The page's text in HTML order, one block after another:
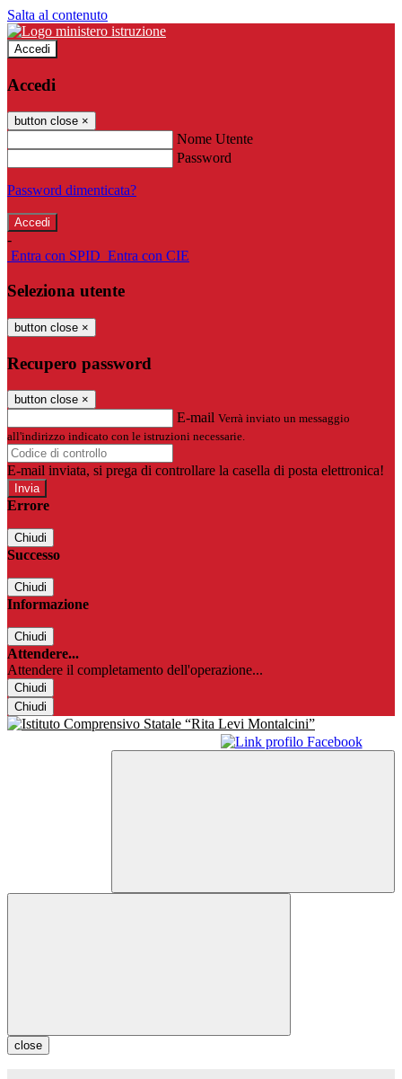
Salta al contenuto
Accedi
Accedi
button close ×
Nome Utente
Password
Password dimenticata?
-
Entra con SPID Entra con CIE
Seleziona utente
button close ×
Recupero password
button close ×
E-mail Verrà inviato un messaggio
all'indirizzo indicato con le istruzioni necessarie.
E-mail inviata, si prega di controllare la casella di posta elettronica!
Errore
Chiudi
Successo
Chiudi
Informazione
Chiudi
Attendere...
Attendere il completamento dell'operazione...
Chiudi
Chiudi
close